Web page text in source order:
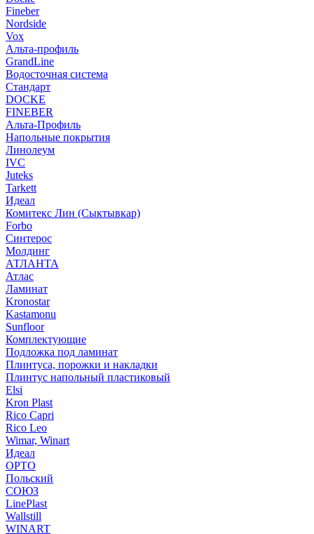
Fineber
Nordside
Vox
Альта-профиль
GrandLine
Водосточная система
Стандарт
DOCKE
FINEBER
Альта-Профиль
Напольные покрытия
Линолеум
IVC
Juteks
Tarkett
Идеал
Комитекс Лин (Сыктывкар)
Forbo
Синтерос
Молдинг
АТЛАНТА
Атлас
Ламинат
Kronostar
Kastamonu
Sunfloor
Комплектующие
Подложка под ламинат
Плинтуса, порожки и накладки
Плинтус напольный пластиковый
Elsi
Kron Plast
Rico Capri
Rico Leo
Wimar, Winart
Идеал
ОРТО
Польский
СОЮЗ
LinePlast
Wallstill
WINART